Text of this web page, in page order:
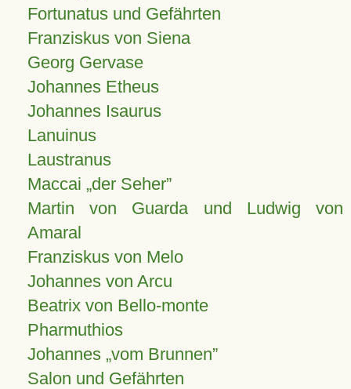
Fortunatus und Gefährten
Franziskus von Siena
Georg Gervase
Johannes Etheus
Johannes Isaurus
Lanuinus
Laustranus
Maccai „der Seher”
Martin von Guarda und Ludwig von
Amaral
Franziskus von Melo
Johannes von Arcu
Beatrix von Bello-monte
Pharmuthios
Johannes vom Brunnen
Salon und Gefährten